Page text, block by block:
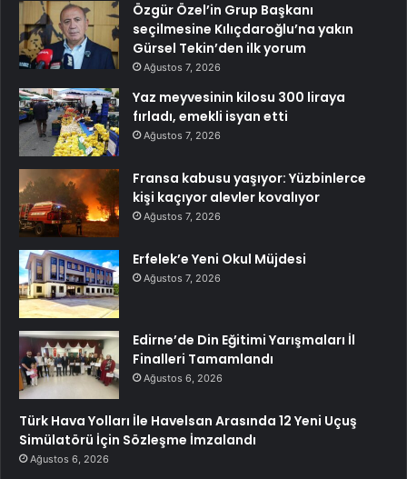
Özgür Özel’in Grup Başkanı
seçilmesine Kılıçdaroğlu’na yakın
Gürsel Tekin’den ilk yorum
Ağustos 7, 2026
Yaz meyvesinin kilosu 300 liraya
fırladı, emekli isyan etti
Ağustos 7, 2026
Fransa kabusu yaşıyor: Yüzbinlerce
kişi kaçıyor alevler kovalıyor
Ağustos 7, 2026
Erfelek’e Yeni Okul Müjdesi
Ağustos 7, 2026
Edirne’de Din Eğitimi Yarışmaları İl
Finalleri Tamamlandı
Ağustos 6, 2026
Türk Hava Yolları İle Havelsan Arasında 12 Yeni Uçuş
Simülatörü İçin Sözleşme İmzalandı
Ağustos 6, 2026